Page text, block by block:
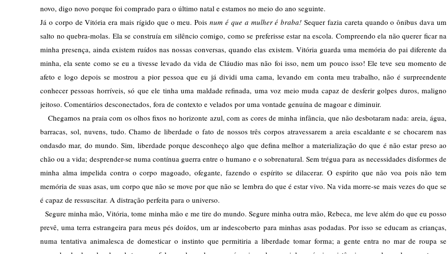
novo, digo novo porque foi comprado para o último natal e estamos no meio do ano seguinte.
Já o corpo de Vitória era mais rígido que o meu. Pois num é que a mulher é braba! Sequer fazia careta quando o ônibus dava um
salto no quebra-molas. Ela se construía em silêncio comigo, como se preferisse estar na escola. Compreendo ela não querer ficar na
minha presença, ainda existem ruídos nas nossas conversas, quando elas existem. Vitória guarda uma memória do pai diferente da
minha, ela sente como se eu a tivesse levado da vida de Cláudio mas não foi isso, nem um pouco isso! Ele teve seu momento de
afeto e logo depois se mostrou a pior pessoa que eu já dividi uma cama, levando em conta meu trabalho, não é surpreendente
conhecer pessoas horríveis, só que ele tinha uma maldade refinada, uma voz meio muda capaz de desferir golpes duros, maligno
jeitoso. Comentários desconectados, fora de contexto e velados por uma vontade genuína de magoar e diminuir.
Chegamos na praia com os olhos fixos no horizonte azul, com as cores de minha infância, que não desbotaram nada: areia, água,
barracas, sol, nuvens, tudo. Chamo de liberdade o fato de nossos três corpos atravessarem a areia escaldante e se chocarem nas
ondasdo mar, do mundo. Sim, liberdade porque desconheço algo que defina melhor a materialização do que é não estar preso ao
chão ou a vida; desprender-se numa contínua guerra entre o humano e o sobrenatural. Sem trégua para as necessidades disformes de
minha alma impelida contra o corpo magoado, ofegante, fazendo o espírito se dilacerar. O espírito que não voa pois não tem
memória de suas asas, um corpo que não se move por que não se lembra do que é estar vivo. Na vida morre-se mais vezes do que se
é capaz de ressuscitar. A distração perfeita para o universo.
Segure minha mão, Vitória, tome minha mão e me tire do mundo. Segure minha outra mão, Rebeca, me leve além do que eu posso
prevê, uma terra estrangeira para meus pés doídos, um ar indescoberto para minhas asas podadas. Por isso se educam as crianças,
numa tentativa animalesca de domesticar o instinto que permitiria a liberdade tomar forma; a gente entra no mar de roupa se